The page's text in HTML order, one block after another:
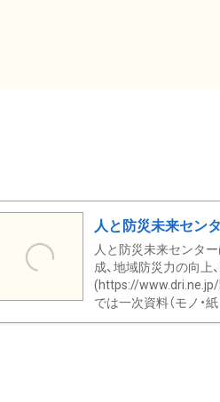
人と防災未来セン
人と防災未来センタ
成、地域防災力の向
(https://www.dri.ne.jp/
では一次資料（モノ・紙